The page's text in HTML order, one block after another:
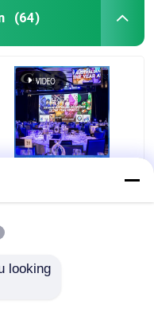
(64)
looking